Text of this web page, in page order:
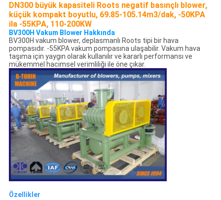
DN300 büyük kapasiteli Roots negatif basınçlı blower,
küçük kompakt boyutlu, 69.85-105.14m3/dak, -50KPA
ila -55KPA, 110-200KW
BV300H Vakum Blower Hakkında
BV300H vakum blower, deplasmanlı Roots tipi bir hava
pompasıdır. -55KPA vakum pompasına ulaşabilir. Vakum hava
taşıma için yaygın olarak kullanılır ve kararlı performansı ve
mükemmel hacimsel verimliliği ile öne çıkar.
Özellikler